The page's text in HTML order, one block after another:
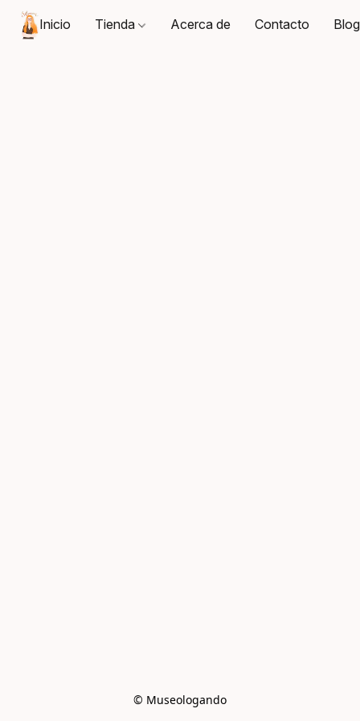
Inicio Tienda Acerca de Contacto Blog
© Museologando